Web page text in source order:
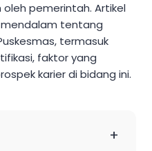
pemerintah. Artikel
tentang
termasuk
faktor yang
karier di bidang ini.
+